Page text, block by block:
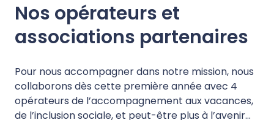
Nos opérateurs et
associations partenaires
Pour nous accompagner dans notre mission, nous
collaborons dès cette première année avec 4
opérateurs de l’accompagnement aux vacances,
de l’inclusion sociale, et peut-être plus à l’avenir…